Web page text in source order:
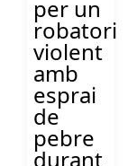
per un
robatori
violent
amb
esprai
de
pebre
durant